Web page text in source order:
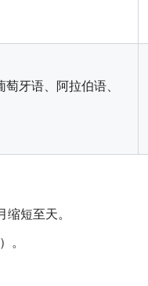
牙语、阿拉伯语、
短至天。
。